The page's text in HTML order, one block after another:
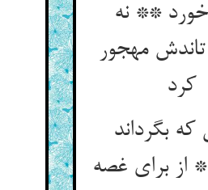
** نه
مهجور
کرد
که بگرداند
از برای غصه